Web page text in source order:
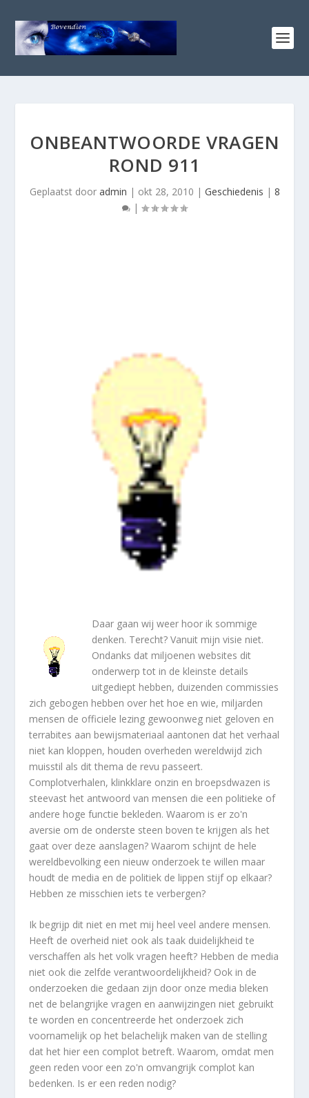
ONBEANTWOORDE VRAGEN
ROND 911
Geplaatst door admin | okt 28, 2010 | Geschiedenis | 8
|
Daar gaan wij weer hoor ik sommige
denken. Terecht? Vanuit mijn visie niet.
Ondanks dat miljoenen websites dit
onderwerp tot in de kleinste details
uitgediept hebben, duizenden commissies
zich gebogen hebben over het hoe en wie, miljarden
mensen de officiele lezing gewoonweg niet geloven en
terrabites aan bewijsmateriaal aantonen dat het verhaal
niet kan kloppen, houden overheden wereldwijd zich
muisstil als dit thema de revu passeert.
Complotverhalen, klinkklare onzin en broepsdwazen is
steevast het antwoord van mensen die een politieke of
andere hoge functie bekleden. Waarom is er zo'n
aversie om de onderste steen boven te krijgen als het
gaat over deze aanslagen? Waarom schijnt de hele
wereldbevolking een nieuw onderzoek te willen maar
houdt de media en de politiek de lippen stijf op elkaar?
Hebben ze misschien iets te verbergen?
Ik begrijp dit niet en met mij heel veel andere mensen.
Heeft de overheid niet ook als taak duidelijkheid te
verschaffen als het volk vragen heeft? Hebben de media
niet ook die zelfde verantwoordelijkheid? Ook in de
onderzoeken die gedaan zijn door onze media bleken
net de belangrijke vragen en aanwijzingen niet gebruikt
te worden en concentreerde het onderzoek zich
voornamelijk op het belachelijk maken van de stelling
dat het hier een complot betreft. Waarom, omdat men
geen reden voor een zo'n omvangrijk complot kan
bedenken. Is er een reden nodig?